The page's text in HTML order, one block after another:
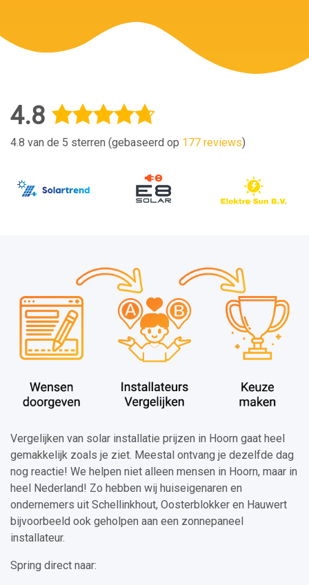
4.8
4.8 van de 5 sterren (gebaseerd op 177 reviews)
Vergelijken van solar installatie prijzen in Hoorn gaat heel
gemakkelijk zoals je ziet. Meestal ontvang je dezelfde dag
nog reactie! We helpen niet alleen mensen in Hoorn, maar in
heel Nederland! Zo hebben wij huiseigenaren en
ondernemers uit Schellinkhout, Oosterblokker en Hauwert
bijvoorbeeld ook geholpen aan een zonnepaneel
installateur.
Spring direct naar: